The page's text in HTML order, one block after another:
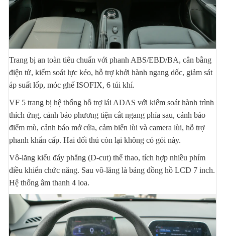
Trang bị an toàn tiêu chuẩn với phanh ABS/EBD/BA, cân bằng
điện tử, kiểm soát lực kéo, hỗ trợ khởi hành ngang dốc, giảm sát
áp suất lốp, móc ghế ISOFIX, 6 túi khí.
VF 5 trang bị hệ thống hỗ trợ lái ADAS với kiểm soát hành trình
thích ứng, cảnh báo phương tiện cắt ngang phía sau, cảnh báo
điểm mù, cảnh báo mở cửa, cảm biến lùi và camera lùi, hỗ trợ
phanh khẩn cấp. Hai đối thủ còn lại không có gói này.
Vô-lăng kiểu đáy phẳng (D-cut) thể thao, tích hợp nhiều phím
điều khiển chức năng. Sau vô-lăng là bảng đồng hồ LCD 7 inch.
Hệ thống âm thanh 4 loa.